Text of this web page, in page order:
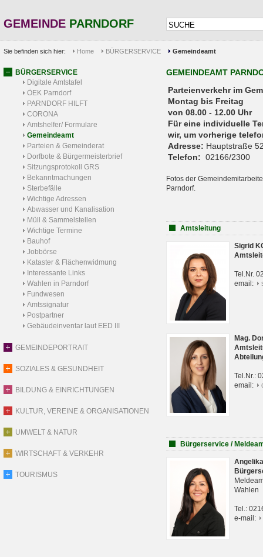
GEMEINDE PARNDORF
Sie befinden sich hier: Home BÜRGERSERVICE Gemeindeamt
BÜRGERSERVICE
Digitale Amtstafel
ÖEK Parndorf
PARNDORF HILFT
CORONA
Amtshelfer/ Formulare
Gemeindeamt
Parteien & Gemeinderat
Dorfbote & Bürgermeisterbrief
Sitzungsprotokoll GRS
Bekanntmachungen
Sterbefälle
Wichtige Adressen
Abwasser und Kanalisation
Müll & Sammelstellen
Wichtige Termine
Bauhof
Jobbörse
Kataster & Flächenwidmung
Interessante Links
Wahlen in Parndorf
Fundwesen
Amtssignatur
Postpartner
Gebäudeinventar laut EED III
GEMEINDEPORTRAIT
SOZIALES & GESUNDHEIT
BILDUNG & EINRICHTUNGEN
KULTUR, VEREINE & ORGANISATIONEN
UMWELT & NATUR
WIRTSCHAFT & VERKEHR
TOURISMUS
GEMEINDEAMT
Parteienverkehr
Montag bis Freitag
von 08.00 - 12.00 Uhr
Für eine individuelle
wir, um vorherige
Adresse: Hauptstraße
Telefon: 02166/2300
Fotos der
Parndorf.
Amtsleitung
Sigrid
Tel.Nr.
email:
Mag.
Tel.Nr.:
email:
Bürgerservice /
Wahlen
Tel.:
e-mail: